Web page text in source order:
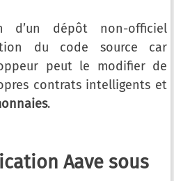
d’un dépôt non-officiel
du code source car
peut le modifier de
contrats intelligents et
.
Aave sous